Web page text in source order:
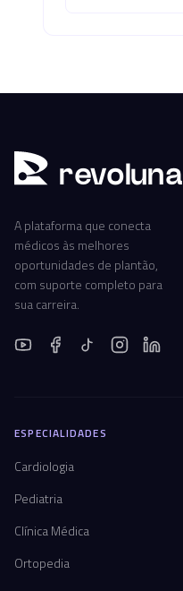
revoluna
A plataforma que conecta
médicos às melhores
oportunidades de plantão,
com suporte completo para
sua carreira.
ESPECIALIDADES
Cardiologia
Pediatria
Clínica Médica
Ortopedia